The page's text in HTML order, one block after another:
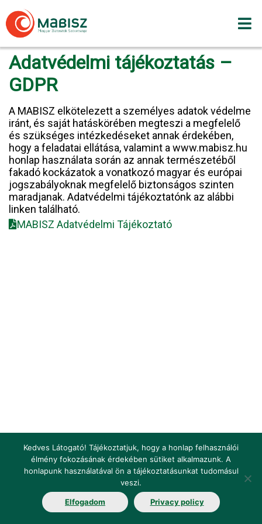
to
content
Adatvédelmi tájékoztatás –
GDPR
A MABISZ elkötelezett a személyes adatok védelme
iránt, és saját hatáskörében megteszi a megfelelő
és szükséges intézkedéseket annak érdekében,
hogy a feladatai ellátása, valamint a www.mabisz.hu
honlap használata során az annak természetéből
fakadó kockázatok a vonatkozó magyar és európai
jogszabályoknak megfelelő biztonságos szinten
maradjanak. Adatvédelmi tájékoztatónk az alábbi
linken található.
MABISZ Adatvédelmi Tájékoztató
Impresszum Jogi nyilatkozat Jogszabályok
Fogalomtár Elérhetőségek Álláshirdetés
Kedves Látogató! Tájékoztatjuk, hogy a honlap felhasználói
élmény fokozásának érdekében sütiket alkalmazunk. A
honlapunk használatával ön a tájékoztatásunkat tudomásul
veszi.
Elfogadom Privacy policy